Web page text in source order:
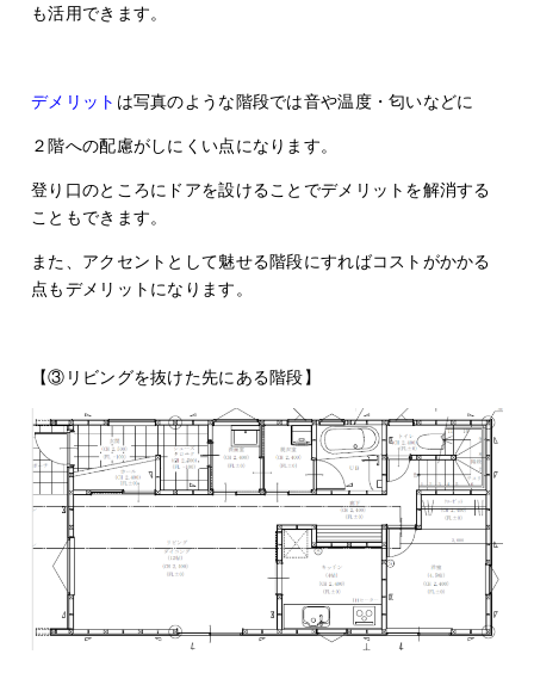
も活用できます。
デメリット は写真のような階段では音や温度・匂いなどに
２階への配慮がしにくい点になります。
登り口のところにドアを設けることでデメリットを解消する
こともできます。
また、アクセントとして魅せる階段にすればコストがかかる
点もデメリットになります。
【③リビングを抜けた先にある階段】